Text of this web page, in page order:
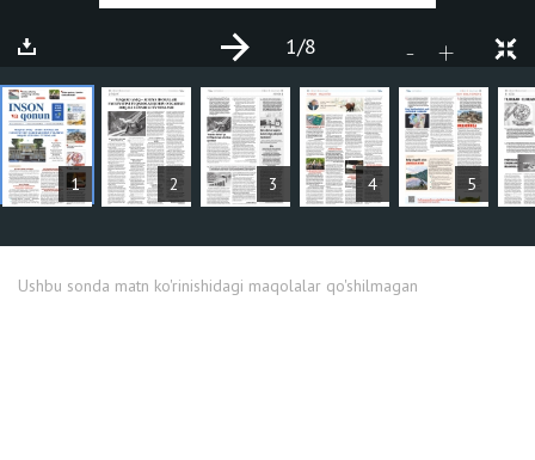
1 2 3 4 5
- +
1/8
MAQOLALAR
Ushbu sonda matn ko'rinishidagi maqolalar qo'shilmagan